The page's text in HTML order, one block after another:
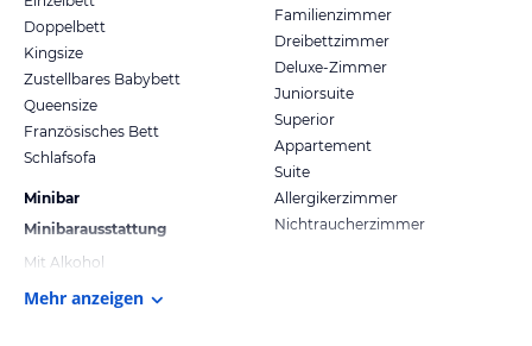
Doppelbett
Kingsize
Zustellbares Babybett
Queensize
Französisches Bett
Schlafsofa
Minibar
Minibarausstattung
Mit Alkohol
Familienzimmer
Dreibettzimmer
Deluxe-Zimmer
Juniorsuite
Superior
Appartement
Suite
Allergikerzimmer
Nichtraucherzimmer
Mehr anzeigen